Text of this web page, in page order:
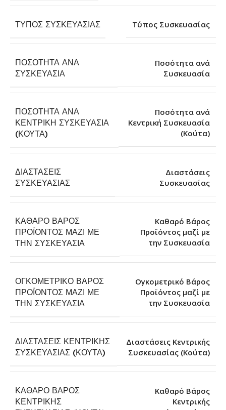
ΤΎΠΟΣ ΣΥΣΚΕΥΑΣΊΑΣ Τύπος Συσκευασίας
ΠΟΣΌΤΗΤΑ ΑΝΆ
ΣΥΣΚΕΥΑΣΊΑ
Ποσότητα ανά
Συσκευασία
ΠΟΣΌΤΗΤΑ ΑΝΆ
ΚΕΝΤΡΙΚΉ ΣΥΣΚΕΥΑΣΊΑ
(ΚΟΎΤΑ)
Ποσότητα ανά
Κεντρική Συσκευασία
(Κούτα)
ΔΙΑΣΤΆΣΕΙΣ
ΣΥΣΚΕΥΑΣΊΑΣ
Διαστάσεις
Συσκευασίας
ΚΑΘΑΡΌ ΒΆΡΟΣ
ΠΡΟΪΌΝΤΟΣ ΜΑΖΊ ΜΕ
ΤΗΝ ΣΥΣΚΕΥΑΣΊΑ
Καθαρό Βάρος
Προϊόντος μαζί με
την Συσκευασία
ΟΓΚΟΜΕΤΡΙΚΌ ΒΆΡΟΣ
ΠΡΟΪΌΝΤΟΣ ΜΑΖΊ ΜΕ
ΤΗΝ ΣΥΣΚΕΥΑΣΊΑ
Ογκομετρικό Βάρος
Προϊόντος μαζί με
την Συσκευασία
ΔΙΑΣΤΆΣΕΙΣ ΚΕΝΤΡΙΚΉΣ
ΣΥΣΚΕΥΑΣΊΑΣ (ΚΟΎΤΑ)
Διαστάσεις Κεντρικής
Συσκευασίας (Κούτα)
ΚΑΘΑΡΌ ΒΆΡΟΣ
ΚΕΝΤΡΙΚΉΣ
Καθαρό Βάρος
Κεντρικής